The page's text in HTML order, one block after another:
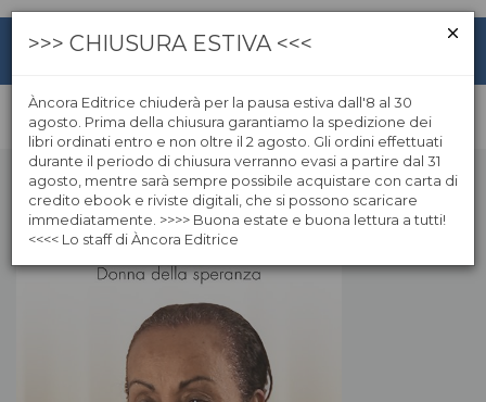
>>> CHIUSURA ESTIVA <<<
Àncora Editrice chiuderà per la pausa estiva dall'8 al 30
agosto. Prima della chiusura garantiamo la spedizione dei
libri ordinati entro e non oltre il 2 agosto. Gli ordini effettuati
durante il periodo di chiusura verranno evasi a partire dal 31
agosto, mentre sarà sempre possibile acquistare con carta di
credito ebook e riviste digitali, che si possono scaricare
immediatamente. >>>> Buona estate e buona lettura a tutti!
<<<< Lo staff di Àncora Editrice